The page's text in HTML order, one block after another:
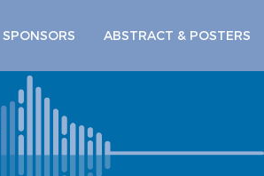
SPONSORS ABSTRACT & POSTERS